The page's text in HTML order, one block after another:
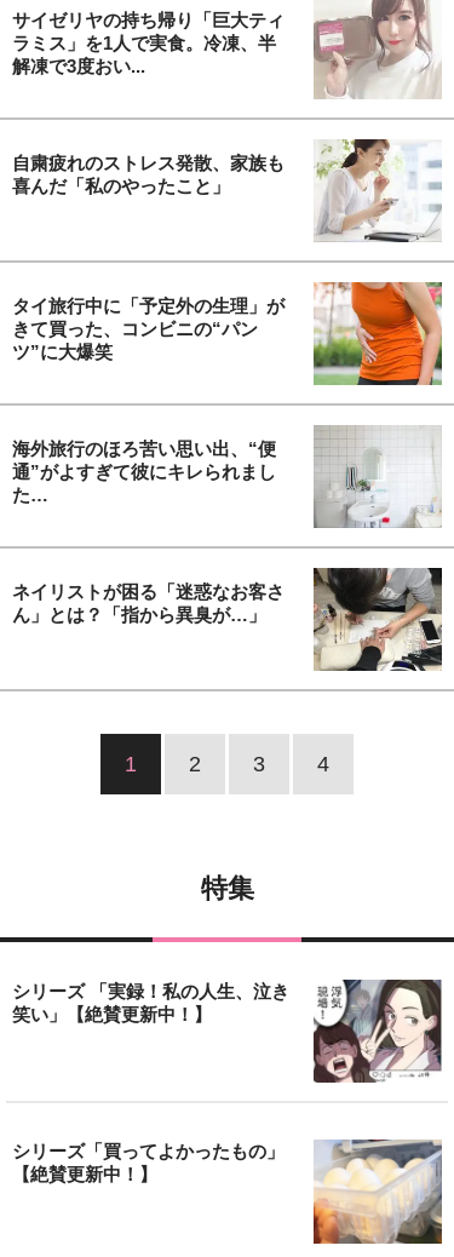
サイゼリヤの持ち帰り「巨大ティ
ラミス」を1人で実食。冷凍、半
解凍で3度おい...
自粛疲れのストレス発散、家族も
喜んだ「私のやったこと」
タイ旅行中に「予定外の生理」が
きて買った、コンビニの“パン
ツ”に大爆笑
海外旅行のほろ苦い思い出、“便
通”がよすぎて彼にキレられまし
た…
ネイリストが困る「迷惑なお客さ
ん」とは？「指から異臭が…」
1 2 3 4
特集
シリーズ 「実録！私の人生、泣き
笑い」【絶賛更新中！】
シリーズ「買ってよかったもの」
【絶賛更新中！】